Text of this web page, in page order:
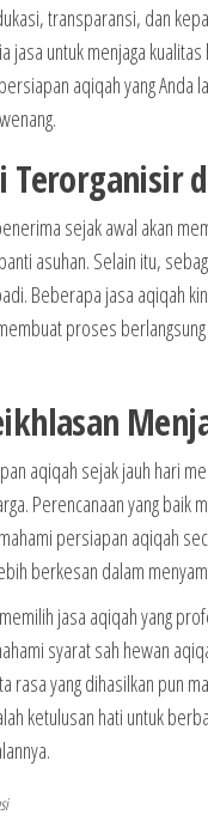
transparansi, dan
jasa untuk menjaga
aqiqah yang Anda
Terorganisir
sejak awal akan
asuhan. Selain itu,
Beberapa jasa aqiqah
proses
aqiqah sejak jauh hari
Perencanaan yang
persiapan aqiqah
berkesan dalam
jasa aqiqah yang
syarat sah hewan
rasa yang dihasilkan pun
ketulusan hati untuk